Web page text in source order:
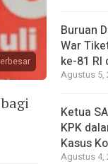
Buruan
War
ke-81 RI
Agustus 5,
Ketua
KPK
Kasus
Agustus 4,